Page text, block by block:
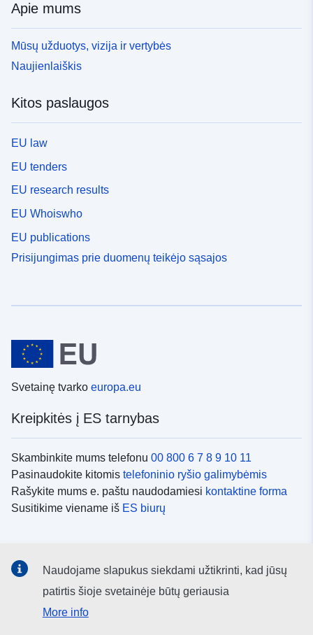
Apie mums
Mūsų užduotys, vizija ir vertybės
Naujienlaiškis
Kitos paslaugos
EU law
EU tenders
EU research results
EU Whoiswho
EU publications
Prisijungimas prie duomenų teikėjo sąsajos
Svetainę tvarko europa.eu
Kreipkitės į ES tarnybas
Skambinkite mums telefonu 00 800 6 7 8 9 10 11
Pasinaudokite kitomis telefoninio ryšio galimybėmis
Rašykite mums e. paštu naudodamiesi kontaktine forma
Susitikime viename iš ES biurų
socialinių tinklų kanalai
Naudojame slapukus siekdami užtikrinti, kad jūsų
patirtis šioje svetainėje būtų geriausia
More info